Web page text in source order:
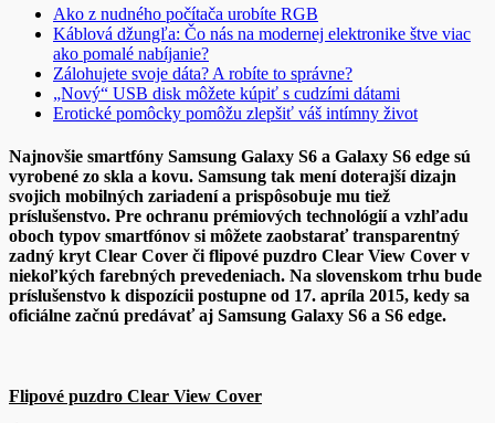
Ako z nudného počítača urobíte RGB
Káblová džungľa: Čo nás na modernej elektronike štve viac
ako pomalé nabíjanie?
Zálohujete svoje dáta? A robíte to správne?
„Nový“ USB disk môžete kúpiť s cudzími dátami
Erotické pomôcky pomôžu zlepšiť váš intímny život
Najnovšie smartfóny Samsung Galaxy S6 a Galaxy S6 edge sú
vyrobené zo skla a kovu. Samsung tak mení doterajší dizajn
svojich mobilných zariadení a prispôsobuje mu tiež
príslušenstvo. Pre ochranu prémiových technológií a vzhľadu
oboch typov smartfónov si môžete zaobstarať transparentný
zadný kryt Clear Cover či flipové puzdro Clear View Cover v
niekoľkých farebných prevedeniach. Na slovenskom trhu bude
príslušenstvo k dispozícii postupne od 17. apríla 2015, kedy sa
oficiálne začnú predávať aj Samsung Galaxy S6 a S6 edge.
Flipové puzdro Clear View Cover